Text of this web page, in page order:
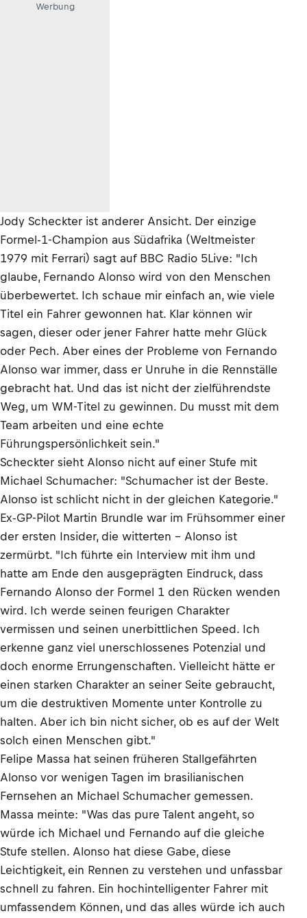
Werbung
Jody Scheckter ist anderer Ansicht. Der einzige
Formel-1-Champion aus Südafrika (Weltmeister
1979 mit Ferrari) sagt auf BBC Radio 5Live: "Ich
glaube, Fernando Alonso wird von den Menschen
überbewertet. Ich schaue mir einfach an, wie viele
Titel ein Fahrer gewonnen hat. Klar können wir
sagen, dieser oder jener Fahrer hatte mehr Glück
oder Pech. Aber eines der Probleme von Fernando
Alonso war immer, dass er Unruhe in die Rennställe
gebracht hat. Und das ist nicht der zielführendste
Weg, um WM-Titel zu gewinnen. Du musst mit dem
Team arbeiten und eine echte
Führungspersönlichkeit sein."
Scheckter sieht Alonso nicht auf einer Stufe mit
Michael Schumacher: "Schumacher ist der Beste.
Alonso ist schlicht nicht in der gleichen Kategorie."
Ex-GP-Pilot Martin Brundle war im Frühsommer einer
der ersten Insider, die witterten – Alonso ist
zermürbt. "Ich führte ein Interview mit ihm und
hatte am Ende den ausgeprägten Eindruck, dass
Fernando Alonso der Formel 1 den Rücken wenden
wird. Ich werde seinen feurigen Charakter
vermissen und seinen unerbittlichen Speed. Ich
erkenne ganz viel unerschlossenes Potenzial und
doch enorme Errungenschaften. Vielleicht hätte er
einen starken Charakter an seiner Seite gebraucht,
um die destruktiven Momente unter Kontrolle zu
halten. Aber ich bin nicht sicher, ob es auf der Welt
solch einen Menschen gibt."
Felipe Massa hat seinen früheren Stallgefährten
Alonso vor wenigen Tagen im brasilianischen
Fernsehen an Michael Schumacher gemessen.
Massa meinte: "Was das pure Talent angeht, so
würde ich Michael und Fernando auf die gleiche
Stufe stellen. Alonso hat diese Gabe, diese
Leichtigkeit, ein Rennen zu verstehen und unfassbar
schnell zu fahren. Ein hochintelligenter Fahrer mit
umfassendem Können, und das alles würde ich auch